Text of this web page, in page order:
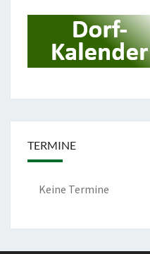
TERMINE
Keine Termine